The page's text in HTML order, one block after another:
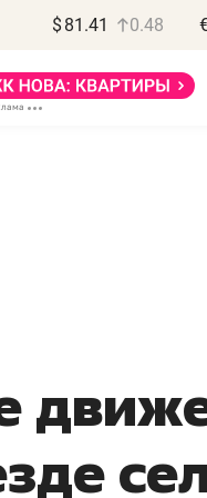
$ 81.41 0.48
бизнес может
минимум